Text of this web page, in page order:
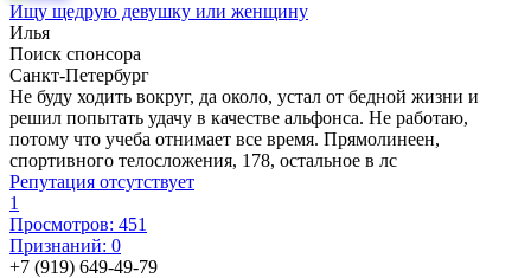
Ищу щедрую девушку или женщину
Илья
Поиск спонсора
Санкт-Петербург
Не буду ходить вокруг, да около, устал от бедной жизни и
решил попытать удачу в качестве альфонса. Не работаю,
потому что учеба отнимает все время. Прямолинеен,
спортивного телосложения, 178, остальное в лс
Репутация отсутствует
1
Просмотров: 451
Признаний: 0
+7 (919) 649-49-79